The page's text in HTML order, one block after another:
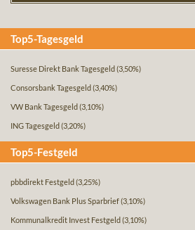
Top5-Tagesgeld
Suresse Direkt Bank Tagesgeld (3,50%)
Consorsbank Tagesgeld (3,40%)
VW Bank Tagesgeld (3,10%)
ING Tagesgeld (3,20%)
Top5-Festgeld
pbbdirekt Festgeld (3,25%)
Volkswagen Bank Plus Sparbrief(3,10%)
Kommunalkredit Invest Festgeld (3,10%)